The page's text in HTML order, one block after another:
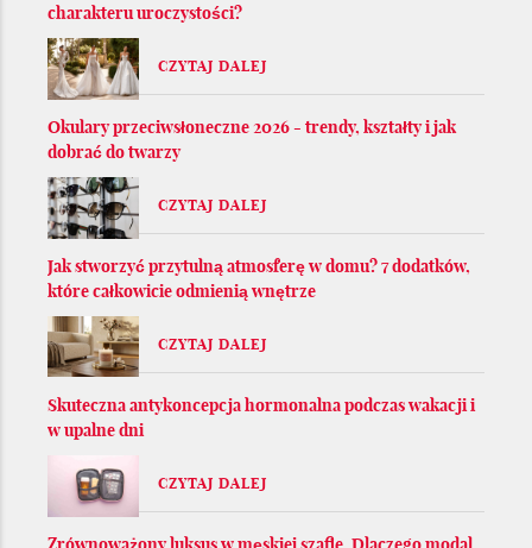
charakteru uroczystości?
CZYTAJ DALEJ
Okulary przeciwsłoneczne 2026 - trendy, kształty i jak
dobrać do twarzy
CZYTAJ DALEJ
Jak stworzyć przytulną atmosferę w domu? 7 dodatków,
które całkowicie odmienią wnętrze
CZYTAJ DALEJ
Skuteczna antykoncepcja hormonalna podczas wakacji i
w upalne dni
CZYTAJ DALEJ